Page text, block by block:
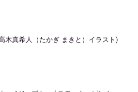
木真希人（たかぎ まきと）イラスト)